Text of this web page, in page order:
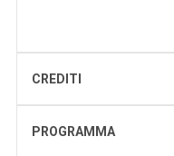
CREDITI
PROGRAMMA